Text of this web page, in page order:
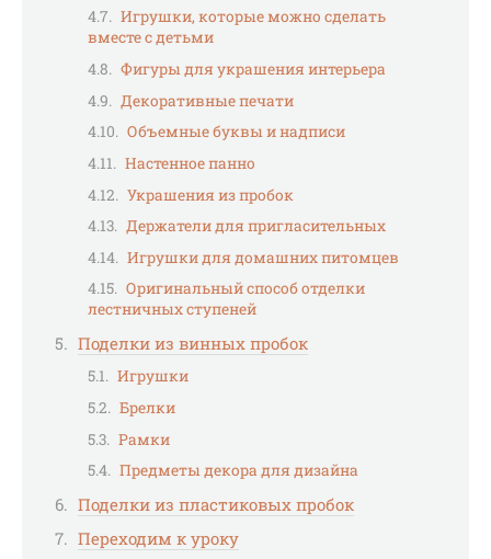
Игрушки, которые можно сделать
вместе с детьми
Фигуры для украшения интерьера
Декоративные печати
Объемные буквы и надписи
Настенное панно
Украшения из пробок
Держатели для пригласительных
Игрушки для домашних питомцев
Оригинальный способ отделки
лестничных ступеней
Поделки из винных пробок
Игрушки
Брелки
Рамки
Предметы декора для дизайна
Поделки из пластиковых пробок
Переходим к уроку